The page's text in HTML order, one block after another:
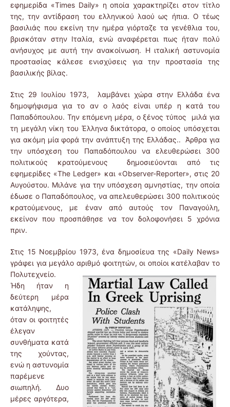
εφημερίδα «Times Daily» η οποία χαρακτηρίζει στον τίτλο
της, την αντίδραση του ελληνικού λαού ως ήπια. Ο τέως
βασιλιάς που εκείνη την ημέρα γιόρταζε τα γενέθλια του,
βρισκόταν στην Ιταλία, ενώ αναφέρεται πως ήταν πολύ
ανήσυχος με αυτή την ανακοίνωση. Η ιταλική αστυνομία
προστασίας κάλεσε ενισχύσεις για την προστασία της
βασιλικής βίλας.
Στις 29 Ιουλίου 1973, λαμβάνει χώρα στην Ελλάδα ένα
δημοψήφισμα για το αν ο λαός είναι υπέρ η κατά του
Παπαδόπουλου. Την επόμενη μέρα, ο ξένος τύπος μιλά για
τη μεγάλη νίκη του Έλληνα δικτάτορα, ο οποίος υπόσχεται
για ακόμη μία φορά την ανάπτυξη της Ελλάδας.. Άρθρα για
την υπόσχεση του Παπαδόπουλου να ελευθερώσει 300
πολιτικούς κρατούμενους δημοσιεύονται από τις
εφημερίδες «The Ledger» και «Observer-Reporter», στις 20
Αυγούστου. Μιλάνε για την υπόσχεση αμνηστίας, την οποία
έδωσε ο Παπαδόπουλος, να απελευθερώσει 300 πολιτικούς
κρατούμενους, με έναν από αυτούς τον Παναγούλη,
εκείνον που προσπάθησε να τον δολοφονήσει 5 χρόνια
πριν.
Στις 15 Νοεμβρίου 1973, ένα δημοσίευα της «Daily News»
γράφει για μεγάλο αριθμό φοιτητών, οι οποίοι κατέλαβαν το
Πολυτεχνείο.
Ήδη ήταν η
δεύτερη μέρα
κατάληψης,
όταν οι φοιτητές
έλεγαν
συνθήματα κατά
της χούντας,
ενώ η αστυνομία
παρέμενε
σιωπηλή. Δυο
μέρες αργότερα,